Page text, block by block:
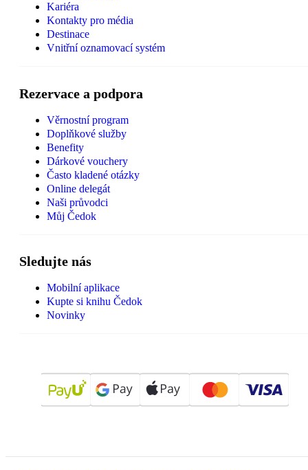
Kariéra
Kontakty pro média
Destinace
Vnitřní oznamovací systém
Rezervace a podpora
Věrnostní program
Doplňkové služby
Benefity
Dárkové vouchery
Často kladené otázky
Online delegát
Naši průvodci
Můj Čedok
Sledujte nás
Mobilní aplikace
Kupte si knihu Čedok
Novinky